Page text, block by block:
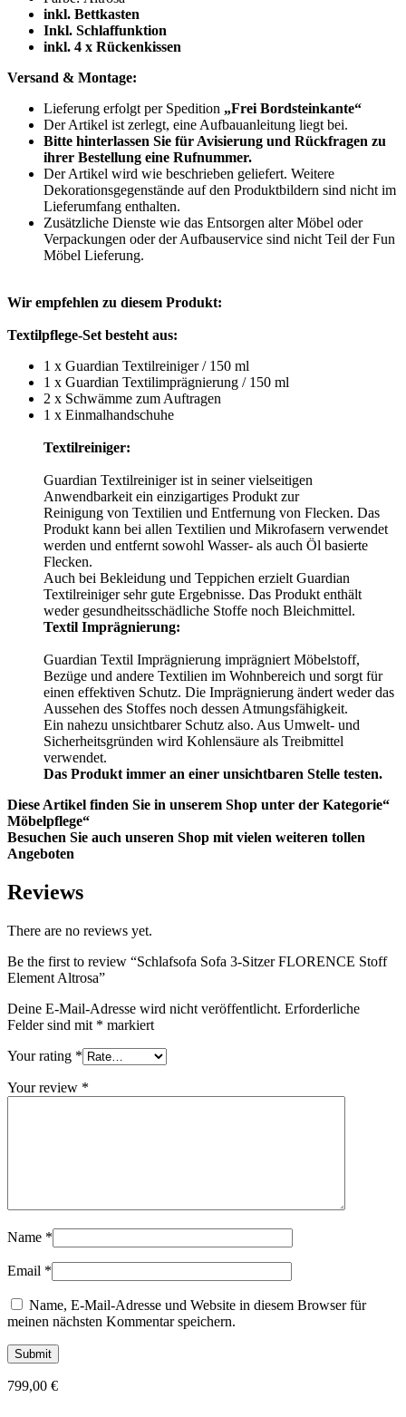
inkl. Bettkasten
Inkl. Schlaffunktion
inkl. 4 x Rückenkissen
Versand & Montage:
Lieferung erfolgt per Spedition „Frei Bordsteinkante“
Der Artikel ist zerlegt, eine Aufbauanleitung liegt bei.
Bitte hinterlassen Sie für Avisierung und Rückfragen zu
ihrer Bestellung eine Rufnummer.
Der Artikel wird wie beschrieben geliefert. Weitere
Dekorationsgegenstände auf den Produktbildern sind nicht im
Lieferumfang enthalten.
Zusätzliche Dienste wie das Entsorgen alter Möbel oder
Verpackungen oder der Aufbauservice sind nicht Teil der Fun
Möbel Lieferung.
Wir empfehlen zu diesem Produkt:
Textilpflege-Set besteht aus:
1 x Guardian Textilreiniger / 150 ml
1 x Guardian Textilimprägnierung / 150 ml
2 x Schwämme zum Auftragen
1 x Einmalhandschuhe
Textilreiniger:
Guardian Textilreiniger ist in seiner vielseitigen
Anwendbarkeit ein einzigartiges Produkt zur
Reinigung von Textilien und Entfernung von Flecken. Das
Produkt kann bei allen Textilien und Mikrofasern verwendet
werden und entfernt sowohl Wasser- als auch Öl basierte
Flecken.
Auch bei Bekleidung und Teppichen erzielt Guardian
Textilreiniger sehr gute Ergebnisse. Das Produkt enthält
weder gesundheitsschädliche Stoffe noch Bleichmittel.
Textil Imprägnierung:
Guardian Textil Imprägnierung imprägniert Möbelstoff,
Bezüge und andere Textilien im Wohnbereich und sorgt für
einen effektiven Schutz. Die Imprägnierung ändert weder das
Aussehen des Stoffes noch dessen Atmungsfähigkeit.
Ein nahezu unsichtbarer Schutz also. Aus Umwelt- und
Sicherheitsgründen wird Kohlensäure als Treibmittel
verwendet.
Das Produkt immer an einer unsichtbaren Stelle testen.
Diese Artikel finden Sie in unserem Shop unter der Kategorie“
Möbelpflege“
Besuchen Sie auch unseren Shop mit vielen weiteren tollen
Angeboten
Reviews
There are no reviews yet.
Be the first to review “Schlafsofa Sofa 3-Sitzer FLORENCE Stoff
Element Altrosa”
Deine E-Mail-Adresse wird nicht veröffentlicht. Erforderliche
Felder sind mit * markiert
Your rating *
Your review *
Name *
Email *
Name, E-Mail-Adresse und Website in diesem Browser für
meinen nächsten Kommentar speichern.
799,00 €